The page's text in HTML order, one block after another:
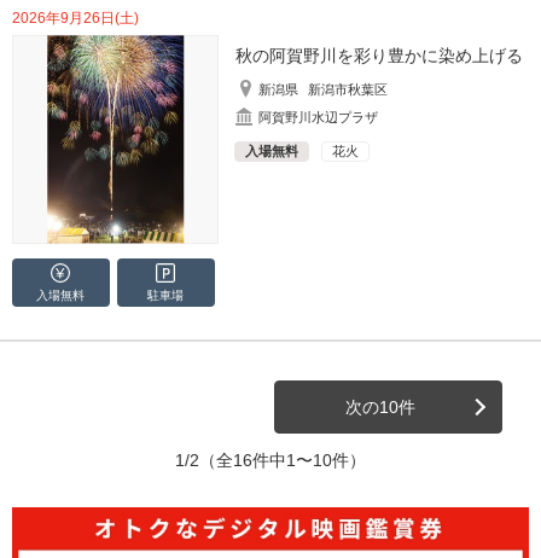
2026年9月26日(土)
秋の阿賀野川を彩り豊かに染め上げる
新潟県
新潟市秋葉区
阿賀野川水辺プラザ
入場無料 花火
入場無料 駐車場
次の10件
1/2 （全16件中1〜10件）